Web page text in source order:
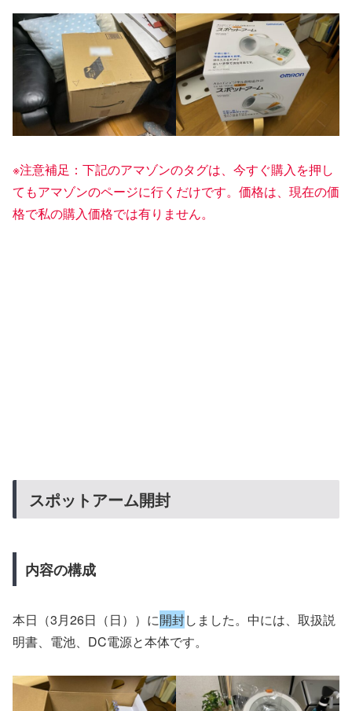
※注意補足：下記のアマゾンのタグは、今すぐ購入を押し
てもアマゾンのページに行くだけです。価格は、現在の価
格で私の購入価格では有りません。
スポットアーム開封
内容の構成
本日（3月26日（日））に開封しました。中には、取扱説
明書、電池、DC電源と本体です。